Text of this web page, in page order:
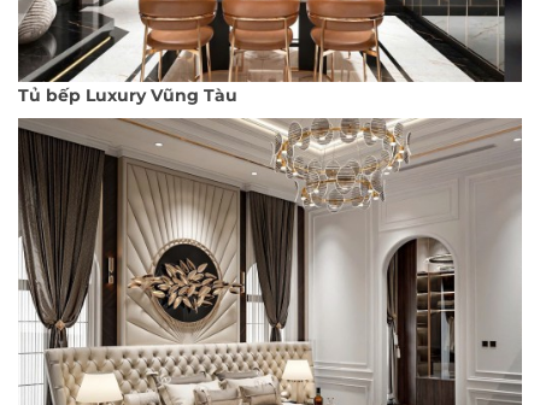
Tủ bếp Luxury Vũng Tàu